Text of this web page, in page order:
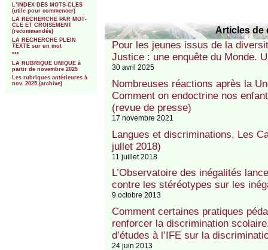
L’INDEX DES MOTS-CLES
(utile pour commencer)
LA RECHERCHE PAR MOT-
CLE ET CROISEMENT
(recommandée)
LA RECHERCHE PLEIN
TEXTE sur un mot
***
LA RUBRIQUE UNIQUE à
partir de novembre 2025
Les rubriques antérieures à
nov. 2025 (archive)
Articles de
Pour les jeunes issus de la
Justice : une enquête du Monde.
30 avril 2025
Nombreuses réactions après la
Comment on endoctrine nos
(revue de presse)
17 novembre 2021
Langues et discriminations, Les
jullet 2018)
11 juillet 2018
L’Observatoire des inégalités
contre les stéréotypes sur les
9 octobre 2013
Comment certaines pratiques
renforcer la discrimination
d’études à l’IFE sur la
24 juin 2013